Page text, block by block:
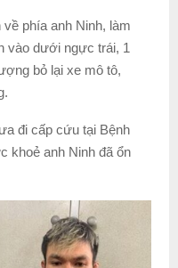
phía anh Ninh, làm
vào dưới ngực trái, 1
bỏ lại xe mô tô,
đi cấp cứu tại Bệnh
khoẻ anh Ninh đã ổn